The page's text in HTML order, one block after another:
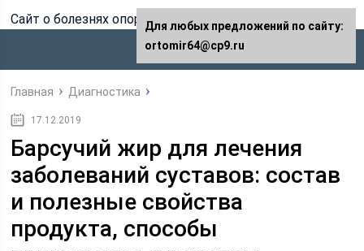
Сайт о болезнях опорно-двигательного аппарата
Главная Диагностика
17.12.2019
Барсучий жир для лечения
заболеваний суставов: состав
и полезные свойства
продукта, способы
Для любых предложений по сайту:
ortomir64@cp9.ru